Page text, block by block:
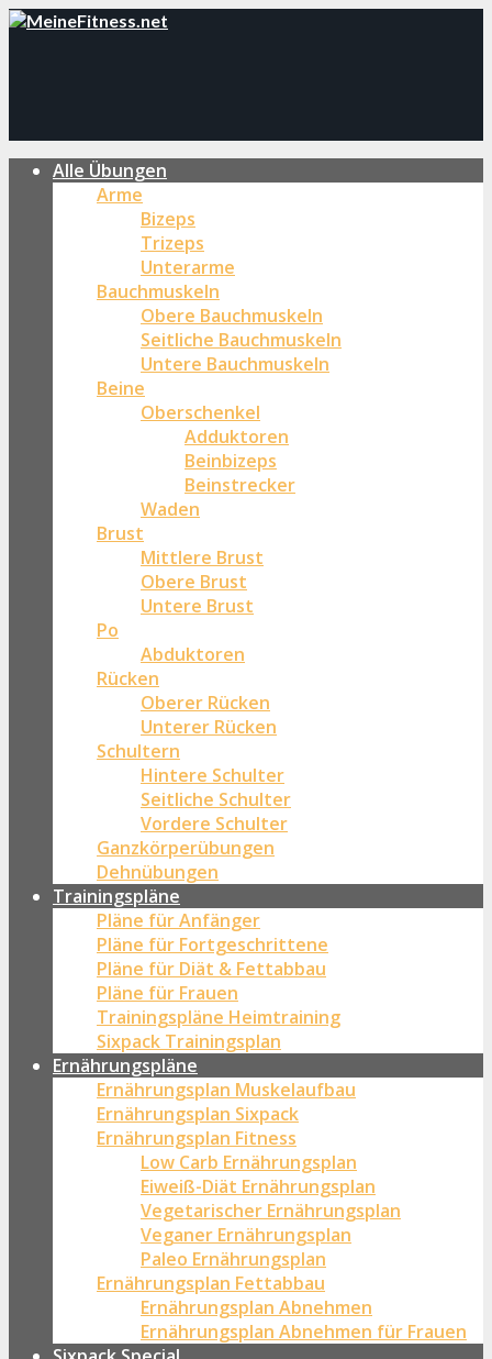
Alle Übungen
Arme
Bizeps
Trizeps
Unterarme
Bauchmuskeln
Obere Bauchmuskeln
Seitliche Bauchmuskeln
Untere Bauchmuskeln
Beine
Oberschenkel
Adduktoren
Beinbizeps
Beinstrecker
Waden
Brust
Mittlere Brust
Obere Brust
Untere Brust
Po
Abduktoren
Rücken
Oberer Rücken
Unterer Rücken
Schultern
Hintere Schulter
Seitliche Schulter
Vordere Schulter
Ganzkörperübungen
Dehnübungen
Trainingspläne
Pläne für Anfänger
Pläne für Fortgeschrittene
Pläne für Diät & Fettabbau
Pläne für Frauen
Trainingspläne Heimtraining
Sixpack Trainingsplan
Ernährungspläne
Ernährungsplan Muskelaufbau
Ernährungsplan Sixpack
Ernährungsplan Fitness
Low Carb Ernährungsplan
Eiweiß-Diät Ernährungsplan
Vegetarischer Ernährungsplan
Veganer Ernährungsplan
Paleo Ernährungsplan
Ernährungsplan Fettabbau
Ernährungsplan Abnehmen
Ernährungsplan Abnehmen für Frauen